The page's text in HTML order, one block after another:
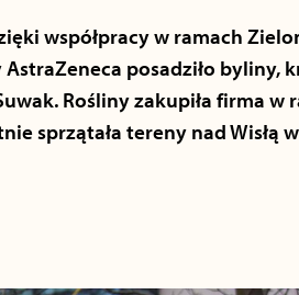
współpracy w ramach
posadziło byliny,
Rośliny zakupiła firma w
sprzątała tereny nad Wisłą